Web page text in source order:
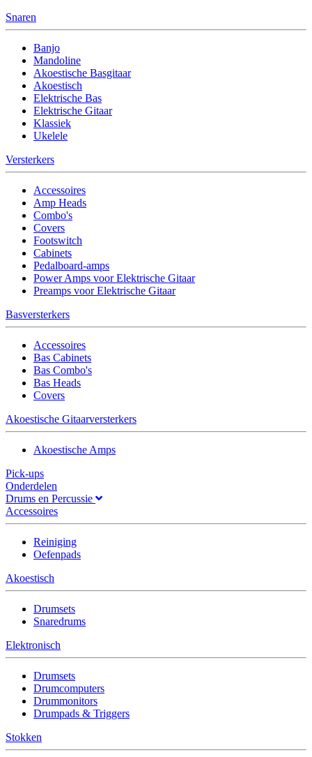
Snaren
Banjo
Mandoline
Akoestische Basgitaar
Akoestisch
Elektrische Bas
Elektrische Gitaar
Klassiek
Ukelele
Versterkers
Accessoires
Amp Heads
Combo's
Covers
Footswitch
Cabinets
Pedalboard-amps
Power Amps voor Elektrische Gitaar
Preamps voor Elektrische Gitaar
Basversterkers
Accessoires
Bas Cabinets
Bas Combo's
Bas Heads
Covers
Akoestische Gitaarversterkers
Akoestische Amps
Pick-ups
Onderdelen
Drums en Percussie
Accessoires
Reiniging
Oefenpads
Akoestisch
Drumsets
Snaredrums
Elektronisch
Drumsets
Drumcomputers
Drummonitors
Drumpads & Triggers
Stokken